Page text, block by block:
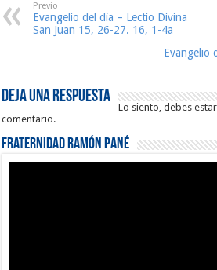
Previo
Evangelio del día – Lectio Divina
San Juan 15, 26-27. 16, 1-4a
Evangelio
Deja una respuesta
Lo siento, debes
comentario.
Fraternidad Ramón Pané